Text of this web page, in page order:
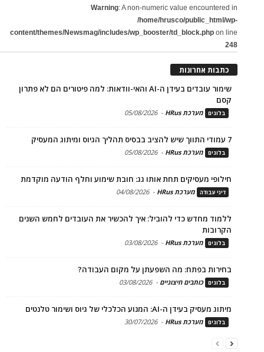
Warning: A non-numeric value encountered in
/home/hrusco/public_html/wp-
content/themes/Newsmag/includes/wp_booster/td_block.php on line
248
כתבות אחרונות
שימור עובדים בעידן ה-AI והאי-וודאות: למה פיטורים הם לא פתרון
קסם
בלוגים מערכת HRus -
05/08/2026
7 עמודי התווך שיש להציב בבסיס תהליך הגיוס ומיתוג המעסיק
בלוגים מערכת HRus -
05/08/2026
חילופי מעסיקים תחת אותו גג: חובת שימוע וחלף הודעה מוקדמת
דיני עבודה מערכת HRus -
04/08/2026
ללמוד מחדש כדי להוביל: איך להכשיר את העובדים לחמש השנים
הקרובות
בלוגים מערכת HRus -
03/08/2026
בחירות בפתח: מה השפעתן על מקום העבודה?
בלוגים כותבים חיצוניים -
03/08/2026
מיתוג מעסיק בעידן ה-AI: המנוע הכלכלי של גיוס ושימור טלנטים
בלוגים מערכת HRus -
30/07/2026